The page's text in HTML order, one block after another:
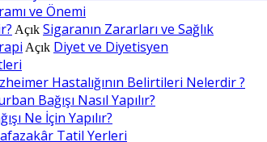
ve Önemi
Açık Sigaranın Zararları ve Sağlık
Açık Diyet ve Diyetisyen
Hastalığının Belirtileri Nelerdir ?
Bağışı Nasıl Yapılır?
Ne İçin Yapılır?
Tatil Yerleri